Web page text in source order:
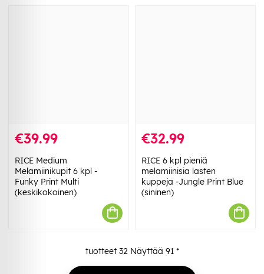
€39.99
RICE Medium
Melamiinikupit 6 kpl -
Funky Print Multi
(keskikokoinen)
€32.99
RICE 6 kpl pieniä
melamiinisia lasten
kuppeja -Jungle Print Blue
(sininen)
tuotteet 32Näyttää 91*